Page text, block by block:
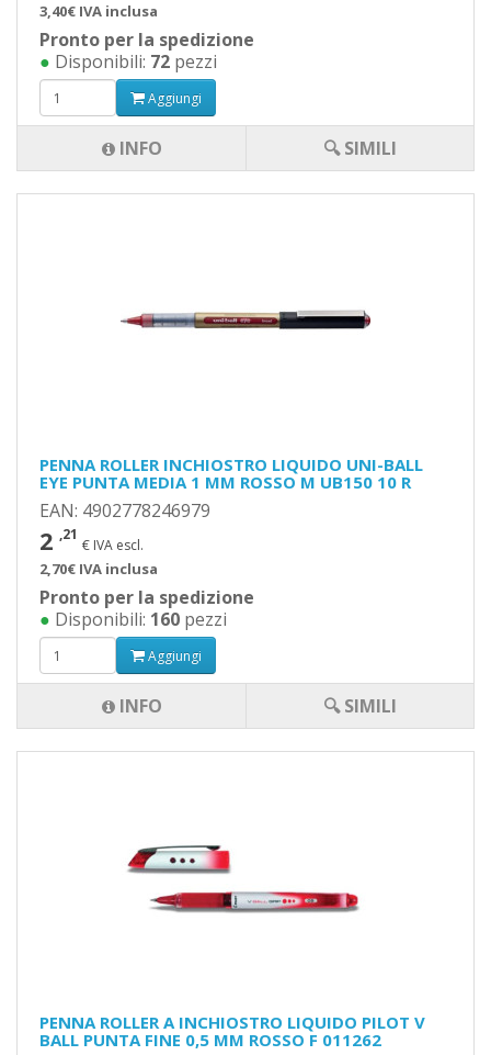
3,40€ IVA inclusa
Pronto per la spedizione
● Disponibili: 72 pezzi
Aggiungi
INFO 🔍 SIMILI
PENNA ROLLER INCHIOSTRO LIQUIDO UNI-BALL
EYE PUNTA MEDIA 1 MM ROSSO M UB150 10 R
EAN: 4902778246979
2 ,21
€ IVA escl.
2,70€ IVA inclusa
Pronto per la spedizione
● Disponibili: 160 pezzi
Aggiungi
INFO 🔍 SIMILI
PENNA ROLLER A INCHIOSTRO LIQUIDO PILOT V
BALL PUNTA FINE 0,5 MM ROSSO F 011262